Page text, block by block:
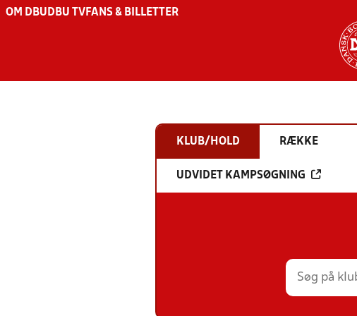
OM DBU DBU TV FANS & BILLETTER
KLUB/HOLD RÆKKE
UDVIDET KAMPSØGNING